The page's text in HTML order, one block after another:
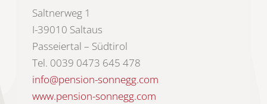
Saltnerweg 1
I-39010 Saltaus
Passeiertal – Südtirol
Tel. 0039 0473 645 478
info@pension-sonnegg.com
www.pension-sonnegg.com